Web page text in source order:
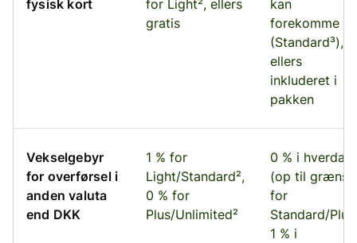
fysisk kort
for Light², ellers
gratis
kan
forekomme
(Standard³),
ellers
inkluderet i
pakken
Vekselgebyr
for overførsel i
anden valuta
end DKK
1 % for
Light/Standard²,
0 % for
Plus/Unlimited²
0 % i
(op til grænse
for
Standard/
1 % i